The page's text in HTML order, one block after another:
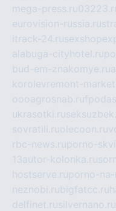
mega-press.ru
eurovision-russia.ru
itrack-24.ru
alabuga-cityhotel.ru
bud-em-znakomye.ru
korolevremont-
oooagrosnab.ru
ukrasotki.ru
sovratili.ruolecoon.ru
rbc-news.ruporno-
13autor-kolonka.ru
hostserve.ruporno-
neznobi.rubigfatcc.ru
delfinet.rusilvernano.ru